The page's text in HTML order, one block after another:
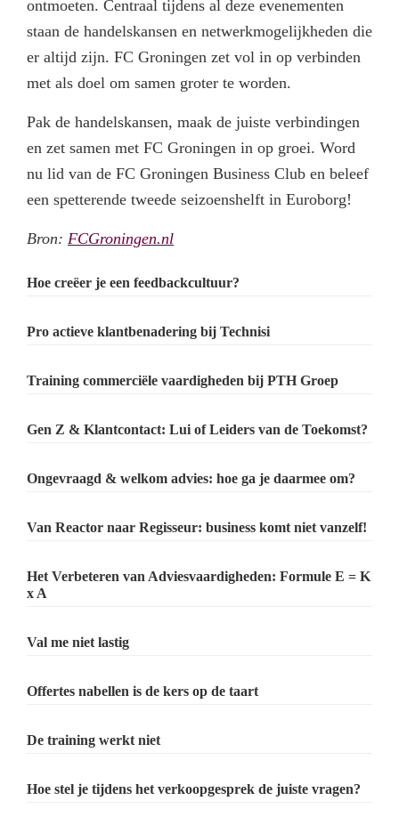
ontmoeten. Centraal tijdens al deze evenementen
staan de handelskansen en netwerkmogelijkheden die
er altijd zijn. FC Groningen zet vol in op verbinden
met als doel om samen groter te worden.
Pak de handelskansen, maak de juiste verbindingen
en zet samen met FC Groningen in op groei. Word
nu lid van de FC Groningen Business Club en beleef
een spetterende tweede seizoenshelft in Euroborg!
Bron: FCGroningen.nl
Primary
Sidebar
Hoe creëer je een feedbackcultuur?
Pro actieve klantbenadering bij Technisi
Training commerciële vaardigheden bij PTH Groep
Gen Z & Klantcontact: Lui of Leiders van de Toekomst?
Ongevraagd & welkom advies: hoe ga je daarmee om?
Van Reactor naar Regisseur: business komt niet vanzelf!
Het Verbeteren van Adviesvaardigheden: Formule E = K
x A
Val me niet lastig
Offertes nabellen is de kers op de taart
De training werkt niet
Hoe stel je tijdens het verkoopgesprek de juiste vragen?